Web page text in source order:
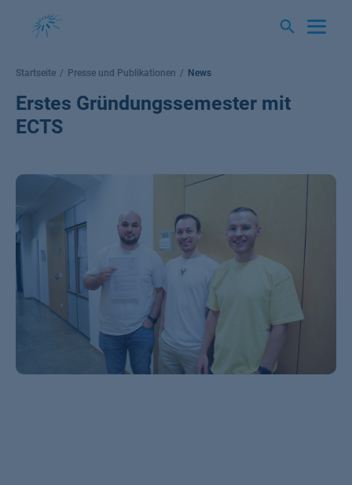
Startseite Presse und Publikationen News
Erstes Gründungssemester mit
ECTS